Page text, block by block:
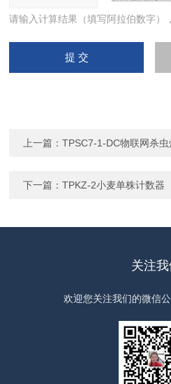
请输入计算结果（填写阿拉伯数字）
上一篇：TPSC7-1-DC物联网杀虫
下一篇：TPKZ-2小麦单株计数器
关注我
欢迎您关注我们的微信